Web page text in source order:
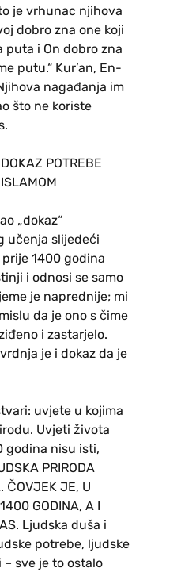
je vrhunac njihova
dobro zna one koji
puta i On dobro zna
putu.“ Kur’an, En-
nagađanja im
što ne koriste
POTREBE
„dokaz“
učenja slijedeći
1400 godina
i odnosi se samo
je naprednije; mi
da je ono s čime
i zastarjelo.
je i dokaz da je
uvjete u kojima
Uvjeti života
godina nisu isti,
PRIRODA
ČOVJEK JE, U
GODINA, A I
Ljudska duša i
potrebe, ljudske
sve je to ostalo